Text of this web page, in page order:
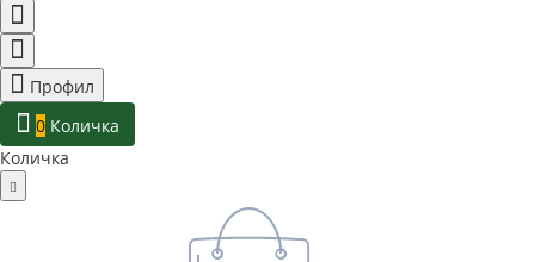
Профил
0 Количка
Количка